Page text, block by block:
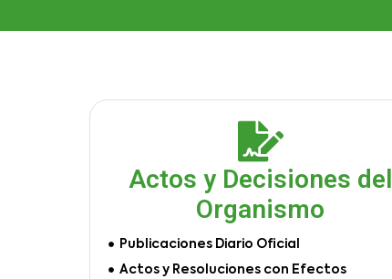
Actos y Decisiones del
Organismo
Publicaciones Diario Oficial
Actos y Resoluciones con Efectos